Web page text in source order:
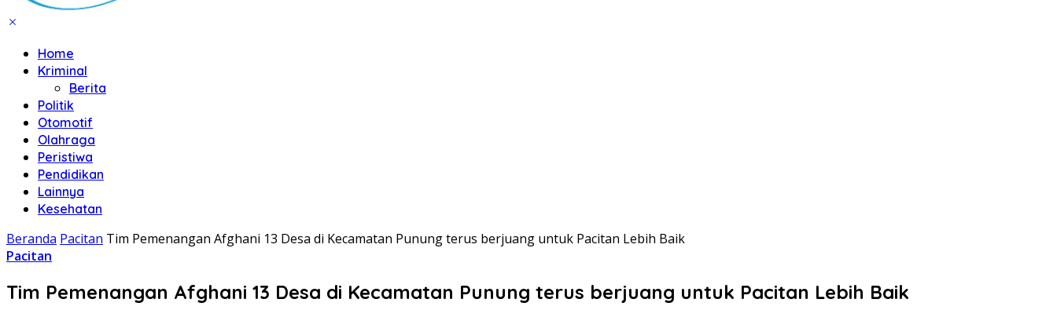
Home
Kriminal
Berita
Politik
Otomotif
Olahraga
Peristiwa
Pendidikan
Lainnya
Kesehatan
Beranda Pacitan Tim Pemenangan Afghani 13 Desa di Kecamatan Punung terus berjuang untuk Pacitan Lebih Baik
Pacitan
Tim Pemenangan Afghani 13 Desa di Kecamatan Punung terus berjuang untuk Pacitan Lebih Baik